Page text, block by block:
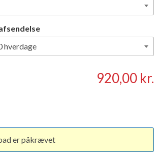
920,00 kr.
er påkrævet